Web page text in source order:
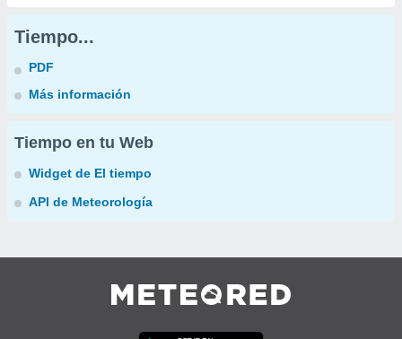
Tiempo...
PDF
Más información
Tiempo en tu Web
Widget de El tiempo
API de Meteorología